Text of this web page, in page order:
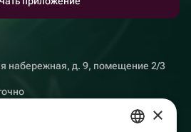
набережная, д. 9, помещение 2/3
×